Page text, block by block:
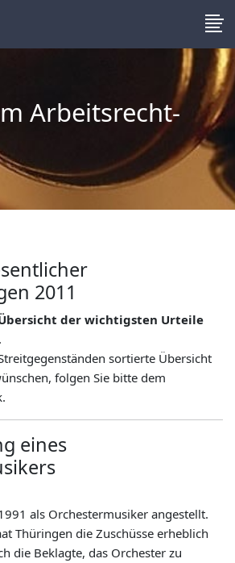
Arbeitsrecht-
2011
der wichtigsten Urteile
.
sortierte Übersicht
folgen Sie bitte dem
eines
als Orchestermusiker angestellt.
Thüringen die Zuschüsse erheblich
die Beklagte, das Orchester zu